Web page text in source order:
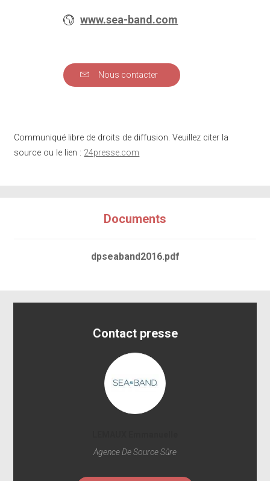
www.sea-band.com
Nous contacter
Communiqué libre de droits de diffusion. Veuillez citer la
source ou le lien : 24presse.com
Documents
dpseaband2016.pdf
Contact presse
Agence De Source Sûre